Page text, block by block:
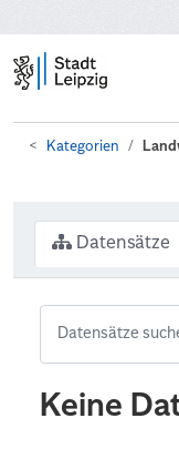
Kategorien
Datensätze
Keine